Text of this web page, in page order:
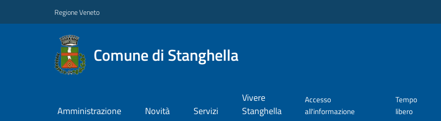
Regione Veneto
Comune di Stanghella
Amministrazione Novità Servizi
Vivere
Stanghella
Accesso
all'informazione
Tempo
libero